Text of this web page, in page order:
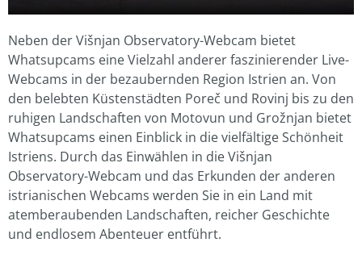
Neben der Višnjan Observatory-Webcam bietet
Whatsupcams eine Vielzahl anderer faszinierender Live-
Webcams in der bezaubernden Region Istrien an. Von
den belebten Küstenstädten Poreč und Rovinj bis zu den
ruhigen Landschaften von Motovun und Grožnjan bietet
Whatsupcams einen Einblick in die vielfältige Schönheit
Istriens. Durch das Einwählen in die Višnjan
Observatory-Webcam und das Erkunden der anderen
istrianischen Webcams werden Sie in ein Land mit
atemberaubenden Landschaften, reicher Geschichte
und endlosem Abenteuer entführt.